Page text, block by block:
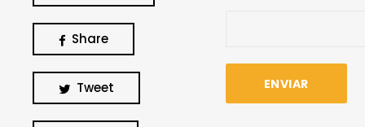
Share
Tweet